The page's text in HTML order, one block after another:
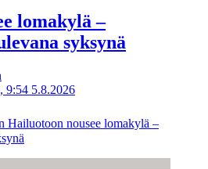
lomakylä –
syksynä
9:54 5.8.2026
Hailuotoon nousee lomakylä –